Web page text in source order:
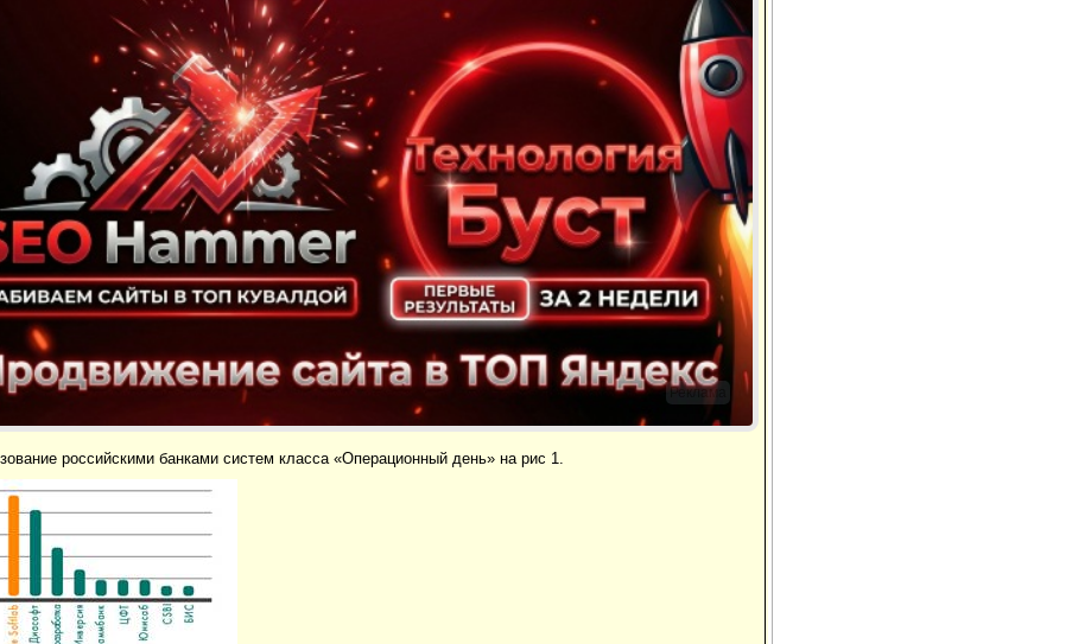
Реклама
российскими банками систем класса «Операционный день» на рис 1.